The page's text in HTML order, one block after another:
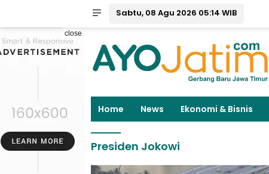
Sabtu, 08 Agu 2026 05:14 WIB
close
Home News Ekonomi & Bisnis
Presiden Jokowi